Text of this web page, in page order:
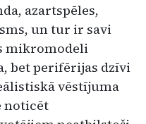
azartspēles,
un tur ir savi
mikromodeli
bet perifērijas dzīvi
vēstījuma
noticēt